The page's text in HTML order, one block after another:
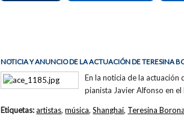
NOTICIA Y ANUNCIO DE LA ACTUACIÓN DE TERESINA
En la noticia de la
pianista Javier Alfonso en
Etiquetas:artistas,música,Shanghai, Teresina